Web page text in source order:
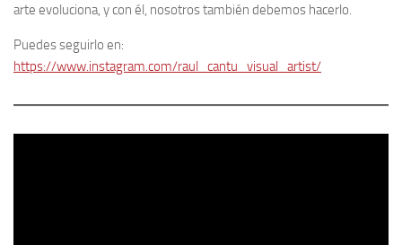
arte evoluciona, y con él, nosotros también debemos hacerlo.
Puedes seguirlo en:
https://www.instagram.com/raul_cantu_visual_artist/